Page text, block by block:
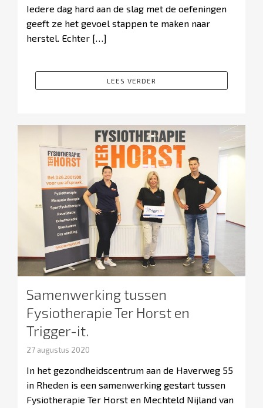
Iedere dag hard aan de slag met de oefeningen
geeft ze het gevoel stappen te maken naar
herstel. Echter […]
LEES VERDER
Samenwerking tussen
Fysiotherapie Ter Horst en
Trigger-it.
27 augustus 2020
In het gezondheidscentrum aan de Haverweg 55
in Rheden is een samenwerking gestart tussen
Fysiotherapie Ter Horst en Mechteld Nijland van